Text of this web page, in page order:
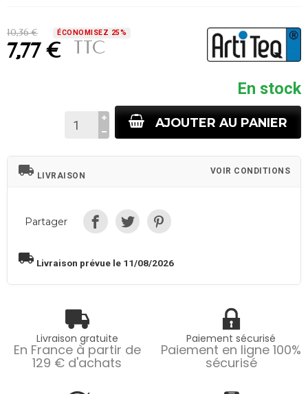
10,36 € ÉCONOMISEZ 25%
7,77 € TTC
En stock
AJOUTER AU PANIER
local_shipping LIVRAISON VOIR CONDITIONS
Partager
local_shipping Livraison prévue le 11/08/2026
Livraison gratuite
En France à partir de
129 € d'achats
Paiement sécurisé
Paiement en ligne 100%
sécurisé